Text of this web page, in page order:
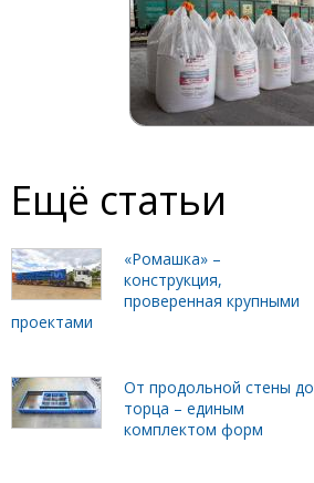
Ещё статьи
«Ромашка» –
конструкция,
проверенная крупными
проектами
От продольной стены до
торца – единым
комплектом форм